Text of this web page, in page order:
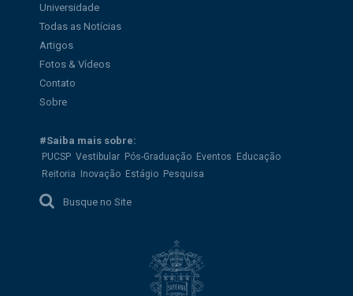
Universidade
Todas as Notícias
Artigos
Fotos & Vídeos
Contato
Sobre
#Saiba mais sobre:
PUCSP Vestibular Pós-Graduação Eventos Educação
Reitoria Inovação Estágio Pesquisa
Busque no Site